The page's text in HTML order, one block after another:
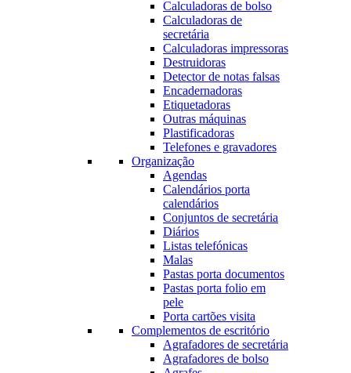
Calculadoras de bolso
Calculadoras de
secretária
Calculadoras impressoras
Destruidoras
Detector de notas falsas
Encadernadoras
Etiquetadoras
Outras máquinas
Plastificadoras
Telefones e gravadores
Organização
Agendas
Calendários porta
calendários
Conjuntos de secretária
Diários
Listas telefónicas
Malas
Pastas porta documentos
Pastas porta folio em
pele
Porta cartões visita
Complementos de escritório
Agrafadores de secretária
Agrafadores de bolso